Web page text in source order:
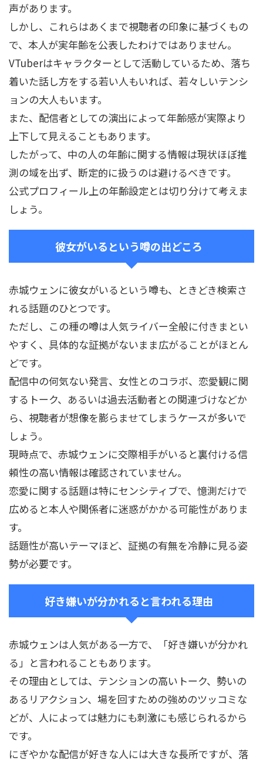
声があります。
しかし、これらはあくまで視聴者の印象に基づくもの
で、本人が実年齢を公表したわけではありません。
VTuberはキャラクターとして活動しているため、落ち
着いた話し方をする若い人もいれば、若々しいテンシ
ョンの大人もいます。
また、配信者としての演出によって年齢感が実際より
上下して見えることもあります。
したがって、中の人の年齢に関する情報は現状ほぼ推
測の域を出ず、断定的に扱うのは避けるべきです。
公式プロフィール上の年齢設定とは切り分けて考えま
しょう。
彼女がいるという噂の出どころ
赤城ウェンに彼女がいるという噂も、ときどき検索さ
れる話題のひとつです。
ただし、この種の噂は人気ライバー全般に付きまとい
やすく、具体的な証拠がないまま広がることがほとん
どです。
配信中の何気ない発言、女性とのコラボ、恋愛観に関
するトーク、あるいは過去活動者との関連づけなどか
ら、視聴者が想像を膨らませてしまうケースが多いで
しょう。
現時点で、赤城ウェンに交際相手がいると裏付ける信
頼性の高い情報は確認されていません。
恋愛に関する話題は特にセンシティブで、憶測だけで
広めると本人や関係者に迷惑がかかる可能性がありま
す。
話題性が高いテーマほど、証拠の有無を冷静に見る姿
勢が必要です。
好き嫌いが分かれると言われる理由
赤城ウェンは人気がある一方で、「好き嫌いが分かれ
る」と言われることもあります。
その理由としては、テンションの高いトーク、勢いの
あるリアクション、場を回すための強めのツッコミな
どが、人によっては魅力にも刺激にも感じられるから
です。
にぎやかな配信が好きな人には大きな長所ですが、落